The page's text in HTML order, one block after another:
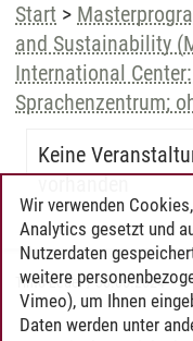
Start >
and Sustainability
International
Sprachenzentrum;
Keine
vorhanden
Timo Leder/30.06.2024
Wir verwenden
Analytics gesetzt und
Nutzerdaten
weitere
Vimeo), um Ihnen
Daten werden unter